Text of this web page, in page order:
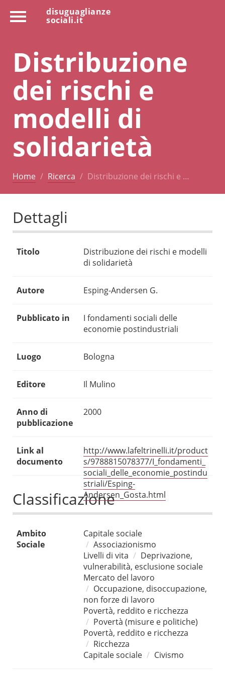
disuguaglianze
sociali.it
Distribuzione
dei rischi e
modelli di
solidarietà
Home Ricerca Distribuzione dei rischi e …
Dettagli
Titolo
Distribuzione dei rischi e modelli
di solidarietà
Autore Esping-Andersen G.
Pubblicato in
I fondamenti sociali delle
economie postindustriali
Luogo Bologna
Editore Il Mulino
Anno di
pubblicazione
2000
Link al
documento
http://www.lafeltrinelli.it/product
s/9788815078377/I_fondamenti_
sociali_delle_economie_postindu
striali/Esping-
Andersen_Gosta.html
Classificazione
Ambito
Sociale
Capitale sociale
Associazionismo
Livelli di vita
Deprivazione,
vulnerabilità, esclusione sociale
Mercato del lavoro
Occupazione, disoccupazione,
non forze di lavoro
Povertà, reddito e ricchezza
Povertà (misure e politiche)
Povertà, reddito e ricchezza
Ricchezza
Capitale sociale
Civismo